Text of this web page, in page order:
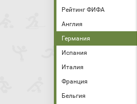
Рейтинг ФИФА
Англия
Германия
Испания
Италия
Франция
Бельгия